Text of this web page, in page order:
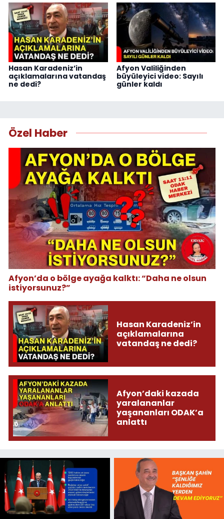
Hasan Karadeniz’in
açıklamalarına vatandaş
ne dedi?
Afyon Valiliğinden
büyüleyici video: Sayılı
günler kaldı
Özel Haber
Afyon’da o bölge ayağa kalktı: “Daha ne olsun
istiyorsunuz?”
Hasan Karadeniz’in
açıklamalarına
vatandaş ne dedi?
Afyon’daki kazada
yaralananlar
yaşananları ODAK’a
anlattı